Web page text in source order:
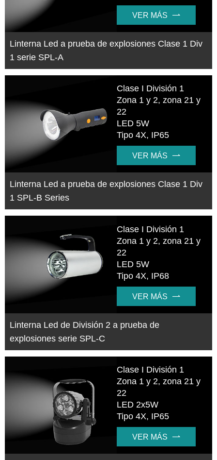
VER MÁS 
Linterna Led a prueba de explosiones Clase 1 Div
1 serie SPL-A
Clase I División 1
Zona 1 y 2, zona 21 y
22
LED 5W
Tipo 4X, IP65
VER MÁS 
Linterna Led a prueba de explosiones Clase 1 Div
1 SPL-B Series
Clase I División 1
Zona 1 y 2, zona 21 y
22
LED 5W
Tipo 4X, IP68
VER MÁS 
Linterna Led de División 2 a prueba de
explosiones serie SPL-C
Clase I División 1
Zona 1 y 2, zona 21 y
22
LED 2x5W
Tipo 4X, IP65
VER MÁS 